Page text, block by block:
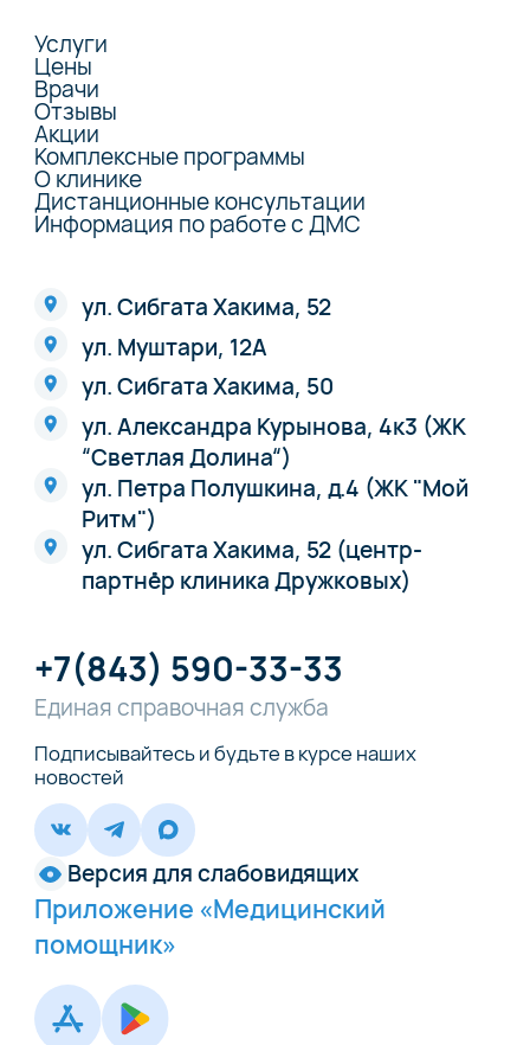
Услуги
Цены
Врачи
Отзывы
Акции
Комплексные программы
О клинике
Дистанционные консультации
Информация по работе с ДМС
ул. Сибгата Хакима, 52
ул. Муштари, 12А
ул. Сибгата Хакима, 50
ул. Александра Курынова, 4к3 (ЖК
“Светлая Долина“)
ул. Петра Полушкина, д.4 (ЖК "Мой
Ритм")
ул. Сибгата Хакима, 52 (центр-
партнёр клиника Дружковых)
+7(843) 590-33-33
Единая справочная служба
Подписывайтесь и будьте в курсе наших
новостей
Версия для слабовидящих
Приложение «Медицинский
помощник»